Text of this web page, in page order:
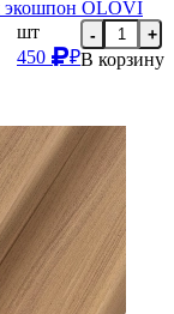
экошпон OLOVI
шт
450
₽
- +
В корзину